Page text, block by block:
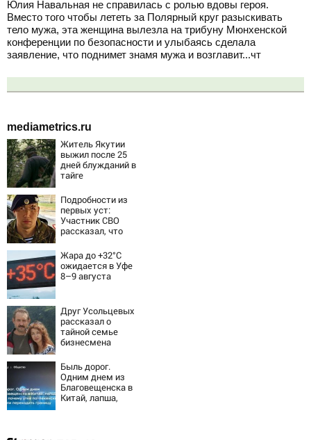
Юлия Навальная не справилась с ролью вдовы героя.
Вместо того чтобы лететь за Полярный круг разыскивать
тело мужа, эта женщина вылезла на трибуну Мюнхенской
конференции по безопасности и улыбаясь сделала
заявление, что поднимет знамя мужа и возглавит...чт
mediametrics.ru
Житель Якутии
выжил после 25
дней блужданий в
тайге
Подробности из
первых уст:
Участник СВО
рассказал, что
схватке с
медведем
Жара до +32°C
ожидается в Уфе
8–9 августа
Друг Усольцевых
рассказал о
тайной семье
бизнесмена
Быль дорог.
Одним днем из
Благовещенска в
Китай, лапша,